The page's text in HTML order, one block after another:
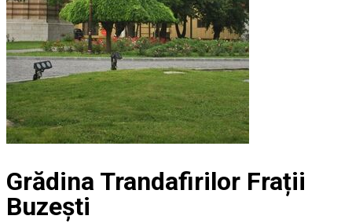
Grădina Trandafirilor Frații
Buzești